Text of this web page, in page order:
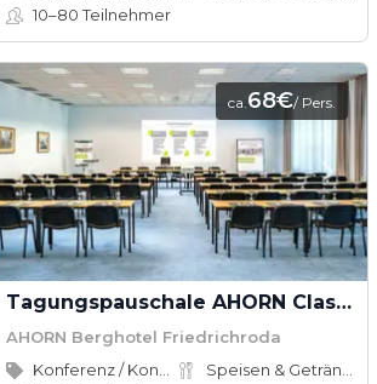
10–80Teilnehmer
ca.68€/ Pers.
Tagungspauschale AHORN Classic
AHORN Berghotel Friedrichroda